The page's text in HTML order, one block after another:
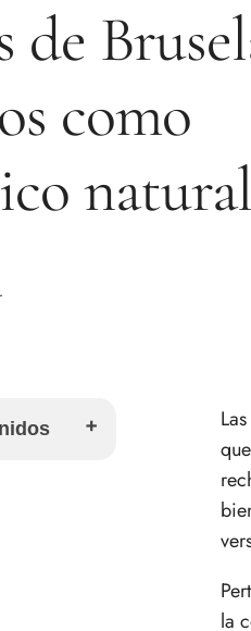
de
como
natural
Las
la